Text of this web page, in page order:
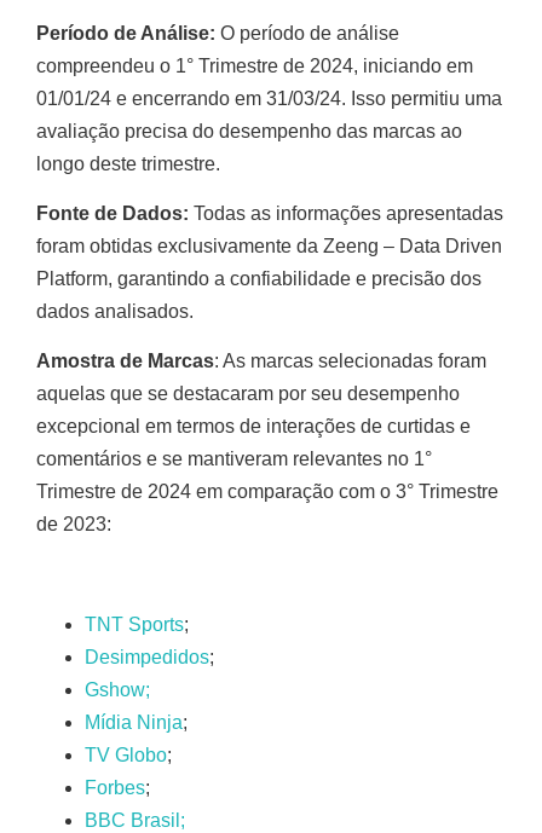
Período de Análise: O período de análise
compreendeu o 1° Trimestre de 2024, iniciando em
01/01/24 e encerrando em 31/03/24. Isso permitiu uma
avaliação precisa do desempenho das marcas ao
longo deste trimestre.
Fonte de Dados: Todas as informações apresentadas
foram obtidas exclusivamente da Zeeng – Data Driven
Platform, garantindo a confiabilidade e precisão dos
dados analisados.
Amostra de Marcas: As marcas selecionadas foram
aquelas que se destacaram por seu desempenho
excepcional em termos de interações de curtidas e
comentários e se mantiveram relevantes no 1°
Trimestre de 2024 em comparação com o 3° Trimestre
de 2023:
TNT Sports;
Desimpedidos;
Gshow;
Mídia Ninja;
TV Globo;
Forbes;
BBC Brasil;